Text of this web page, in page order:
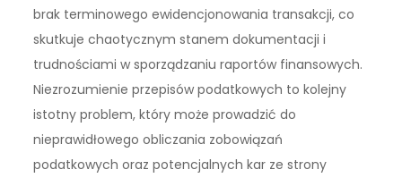
brak terminowego ewidencjonowania transakcji, co
skutkuje chaotycznym stanem dokumentacji i
trudnościami w sporządzaniu raportów finansowych.
Niezrozumienie przepisów podatkowych to kolejny
istotny problem, który może prowadzić do
nieprawidłowego obliczania zobowiązań
podatkowych oraz potencjalnych kar ze strony